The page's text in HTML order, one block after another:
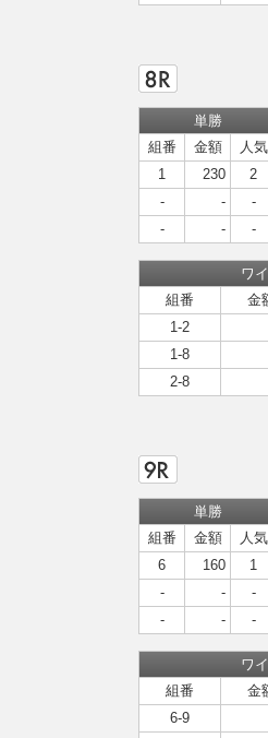
単勝
組番
金額
人気
1
230
2
-
-
-
-
- -
ワ
組番
金
1-2
1-8
2-8
単勝
組番
金額
人気
6
160
1
-
-
-
-
- -
ワ
組番
金
6-9